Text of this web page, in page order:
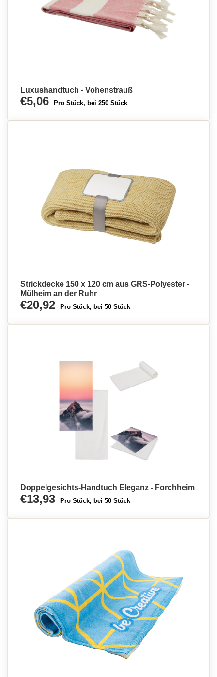
Luxushandtuch - Vohenstrauß
€5,06 Pro Stück, bei 250 Stück
Strickdecke 150 x 120 cm aus GRS-Polyester -
Mülheim an der Ruhr
€20,92 Pro Stück, bei 50 Stück
Doppelgesichts-Handtuch Eleganz - Forchheim
€13,93 Pro Stück, bei 50 Stück